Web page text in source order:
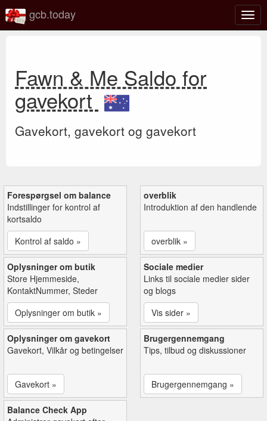
Slå
gcb.today
Fawn & Me Saldo for
gavekort
Gavekort, gavekort og gavekort
Forespørgsel om balance
Indstillinger for kontrol af
kortsaldo
Kontrol af saldo »
overblik
Introduktion af den handlende
overblik »
Oplysninger om butik
Store Hjemmeside,
KontaktNummer, Steder
Oplysninger om butik »
Sociale medier
Links til sociale medier sider
og blogs
Vis sider »
Oplysninger om gavekort
Gavekort, Vilkår og betingelser
Gavekort »
Brugergennemgang
Tips, tilbud og diskussioner
Brugergennemgang »
Balance Check App